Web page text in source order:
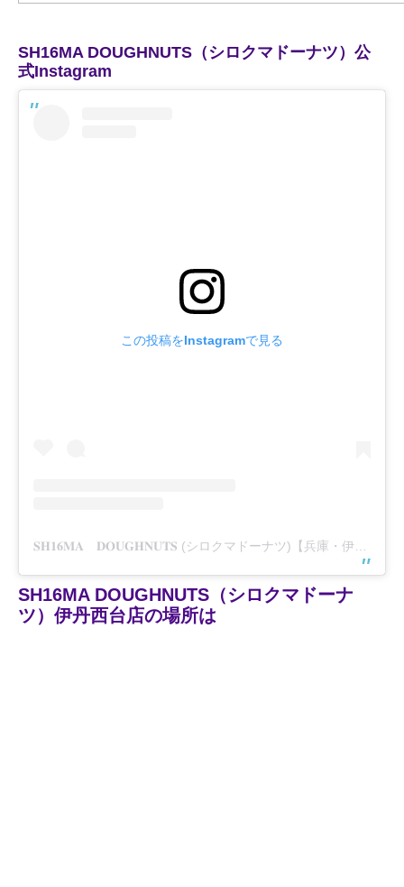
SH16MA DOUGHNUTS（シロクマドーナツ）公
式Instagram
この投稿をInstagramで見る
𝐒𝐇𝟏𝟔𝐌𝐀 𝐃𝐎𝐔𝐆𝐇𝐍𝐔𝐓𝐒 (シロクマドーナツ)【兵庫・伊丹】(@sh16madoughnuts)がシェアした投稿
SH16MA DOUGHNUTS（シロクマドーナ
ツ）伊丹西台店の場所は